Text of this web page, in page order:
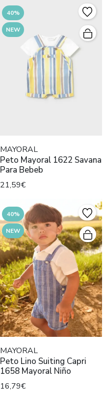
40%
NEW
MAYORAL
Peto Mayoral 1622 Savana
Para Bebeb
21,59€
40%
NEW
MAYORAL
Peto Lino Suiting Capri
1658 Mayoral Niño
16,79€